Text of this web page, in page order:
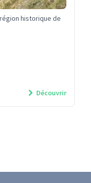
historique de
Découvrir